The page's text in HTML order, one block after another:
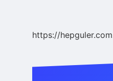
https://